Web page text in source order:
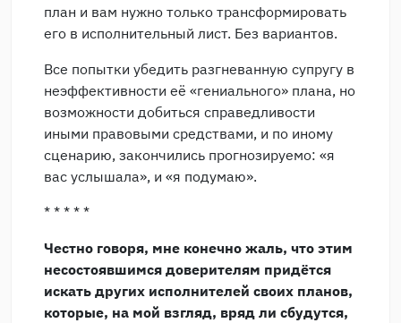
план и вам нужно только трансформировать
его в исполнительный лист. Без вариантов.
Все попытки убедить разгневанную супругу в
неэффективности её «гениального» плана, но
возможности добиться справедливости
иными правовыми средствами, и по иному
сценарию, закончились прогнозируемо: «я
вас услышала», и «я подумаю».
* * * * *
Честно говоря, мне конечно жаль, что этим
несостоявшимся доверителям придётся
искать других исполнителей своих планов,
которые, на мой взгляд, вряд ли сбудутся,